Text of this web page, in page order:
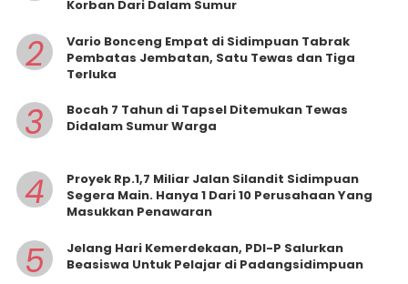
Korban Dari Dalam Sumur
2
Vario Bonceng Empat di Sidimpuan Tabrak
Pembatas Jembatan, Satu Tewas dan Tiga
Terluka
3
Bocah 7 Tahun di Tapsel Ditemukan Tewas
Didalam Sumur Warga
4
Proyek Rp.1,7 Miliar Jalan Silandit Sidimpuan
Segera Main. Hanya 1 Dari 10 Perusahaan Yang
Masukkan Penawaran
5
Jelang Hari Kemerdekaan, PDI-P Salurkan
Beasiswa Untuk Pelajar di Padangsidimpuan